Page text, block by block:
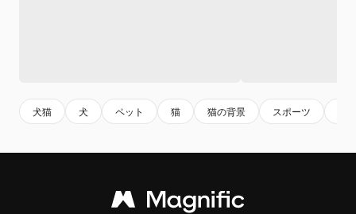
犬猫 犬 ペット 猫 猫の背景 スポーツ